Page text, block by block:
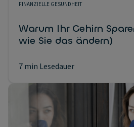
FINANZIELLE GESUNDHEIT
Warum Ihr Gehirn
wie Sie das ändern)
7 min Lesedauer